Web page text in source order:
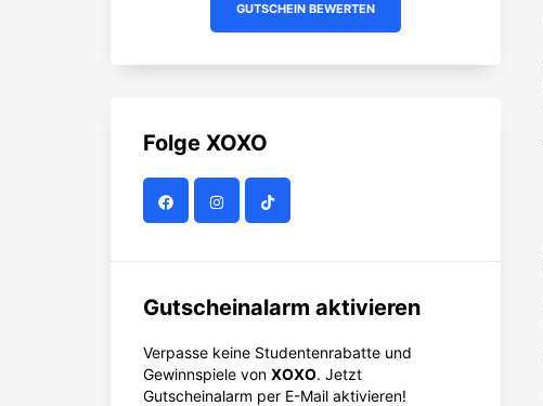
GUTSCHEIN BEWERTEN
Folge XOXO
Gutscheinalarm aktivieren
Verpasse keine Studentenrabatte und
Gewinnspiele von XOXO. Jetzt
Gutscheinalarm per E-Mail aktivieren!